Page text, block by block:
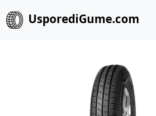
UsporediGume.com